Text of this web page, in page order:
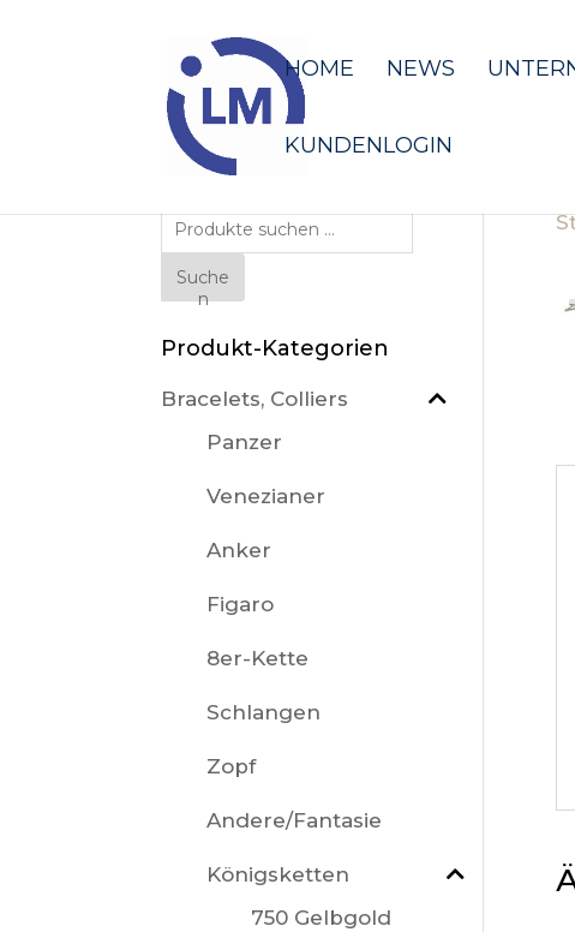
HOME NEWS
KUNDENLOGIN
Suche
nach:
Suche
n
Produkt-Kategorien
Bracelets, Colliers
Panzer
Venezianer
Anker
Figaro
8er-Kette
Schlangen
Zopf
Andere/Fantasie
Königsketten
750 Gelbgold